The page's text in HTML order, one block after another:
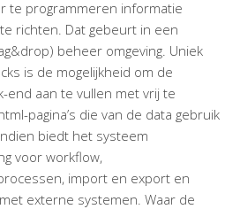
te programmeren informatie
richten. Dat gebeurt in een
beheer omgeving. Uniek
is de mogelijkheid om de
end aan te vullen met vrij te
pagina’s die van de data gebruik
biedt het systeem
voor workflow,
import en export en
externe systemen. Waar de